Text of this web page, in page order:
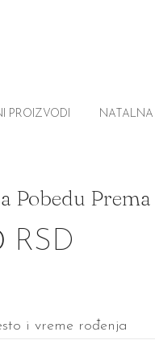
PROIZVODI NATALNA
Pobedu
RSD
i vreme rođenja